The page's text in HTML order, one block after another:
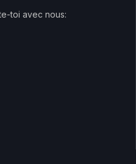
toi avec nous: